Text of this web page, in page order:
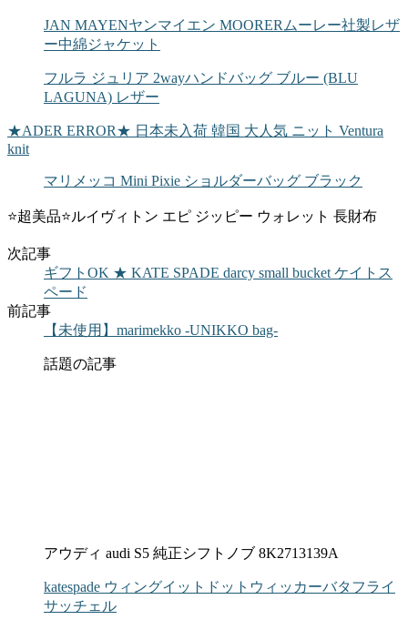
JAN MAYENヤンマイエン MOORERムーレー社製レザ
ー中綿ジャケット
フルラ ジュリア 2wayハンドバッグ ブルー (BLU
LAGUNA) レザー
★ADER ERROR★ 日本未入荷 韓国 大人気 ニット Ventura
knit
マリメッコ Mini Pixie ショルダーバッグ ブラック
⭐超美品⭐ルイヴィトン エピ ジッピー ウォレット 長財布
次記事
ギフトOK ★ KATE SPADE darcy small bucket ケイトス
ペード
前記事
【未使用】marimekko -UNIKKO bag-
話題の記事
アウディ audi S5 純正シフトノブ 8K2713139A
katespade ウィングイットドットウィッカーバタフライ
サッチェル